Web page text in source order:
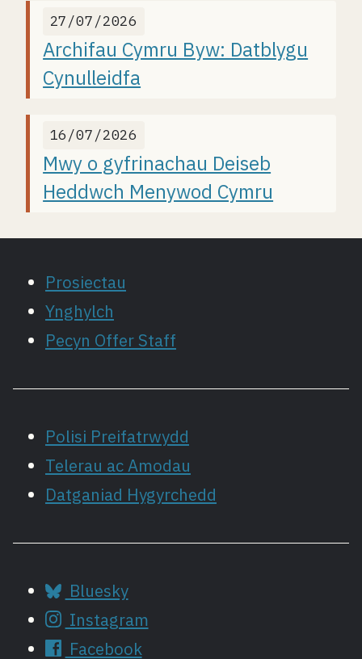
27/07/2026
Archifau Cymru Byw: Datblygu
Cynulleidfa
16/07/2026
Mwy o gyfrinachau Deiseb
Heddwch Menywod Cymru
Prosiectau
Ynghylch
Pecyn Offer Staff
Polisi Preifatrwydd
Telerau ac Amodau
Datganiad Hygyrchedd
Bluesky
Instagram
Facebook